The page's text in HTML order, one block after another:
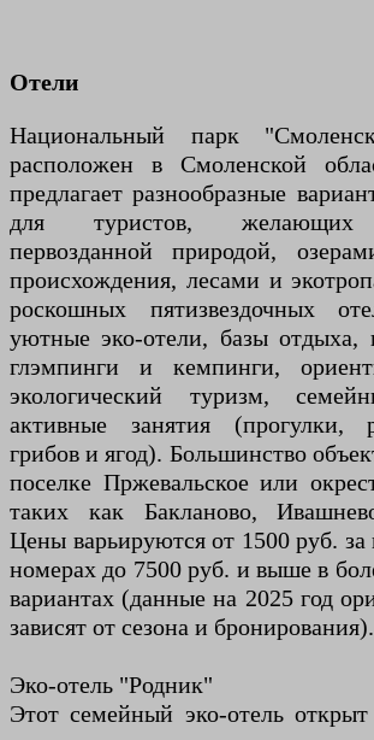
Отели
Национальный парк
расположен в Смоленской
предлагает разнообразные
для туристов, желающих
первозданной природой,
происхождения, лесами и
роскошных пятизвездочных
уютные эко-отели, базы отдыха,
глэмпинги и кемпинги,
экологический туризм,
активные занятия (прогулки,
грибов и ягод). Большинство
поселке Пржевальское или
таких как Бакланово,
Цены варьируются от 1500 руб. за
номерах до 7500 руб. и выше в
вариантах (данные на 2025 год
зависят от сезона и бронирования).
Эко-отель "Родник"
Этот семейный эко-отель